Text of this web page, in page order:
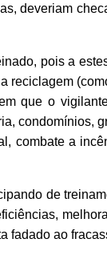
deveriam
pois a
reciclagem
que o
condomínios,
combate a
de
fadado ao